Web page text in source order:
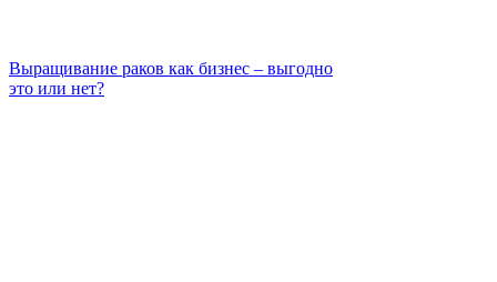
Выращивание раков как бизнес – выгодно
это или нет?